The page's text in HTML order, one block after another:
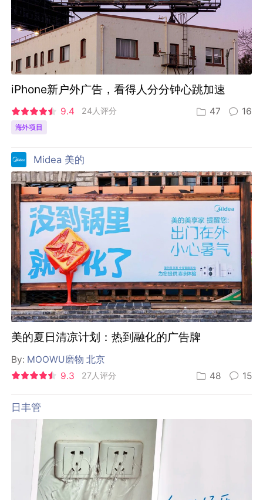
iPhone新户外广告，看得人分分钟心跳加速
9.4 24人评分 47 16
海外项目
Midea 美的
美的夏日清凉计划：热到融化的广告牌
By: MOOWU磨物 北京
9.3
27人评分 48 15
日丰管